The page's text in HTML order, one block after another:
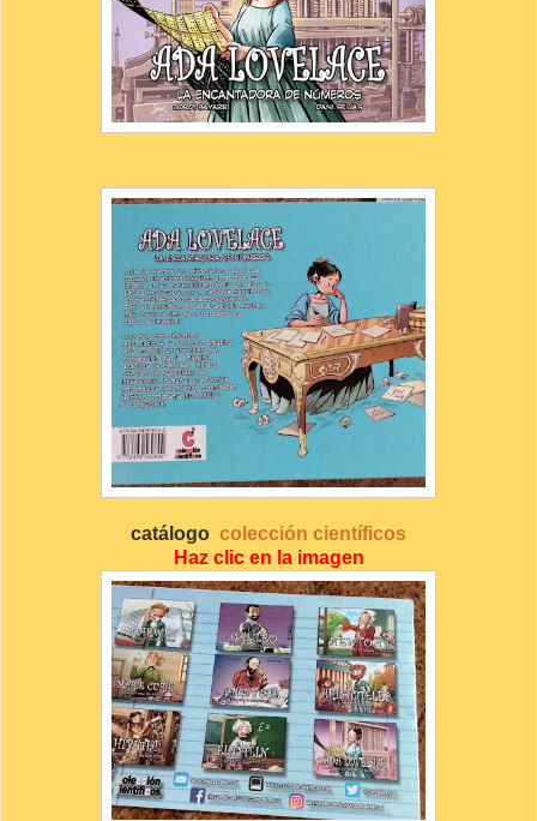
catálogo colección científicos
Haz clic en la imagen